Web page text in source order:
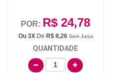
POR: R$ 24,78
Ou 3XDe R$ 8,26 Sem Juros
QUANTIDADE